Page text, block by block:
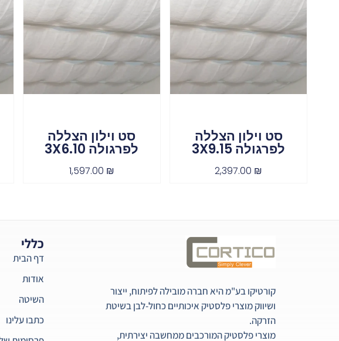
סט וילון הצללה
לפרגולה 3X9.15
2,397.00 ₪
סט וילון הצללה
לפרגולה 3X6.10
1,597.00 ₪
קורטיקו בע"מ היא חברה מובילה לפיתוח, ייצור
ושיווק מוצרי פלסטיק איכותיים כחול-לבן בשיטת
הזרקה.
מוצרי פלסטיק המורכבים ממחשבה יצירתית,
כללי
דף הבית
אודות
השיטה
כתבו עלינו